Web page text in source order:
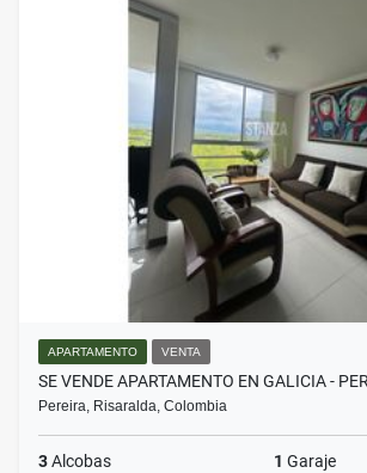
APARTAMENTO VENTA
SE VENDE APARTAMENTO EN GALICIA -
Pereira, Risaralda, Colombia
3Alcobas 1 Garaje